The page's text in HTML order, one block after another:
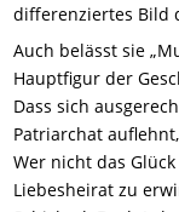
differenziertes Bild
Auch belässt sie
Hauptfigur der
Dass sich
Patriarchat
Wer nicht das
Liebesheirat zu